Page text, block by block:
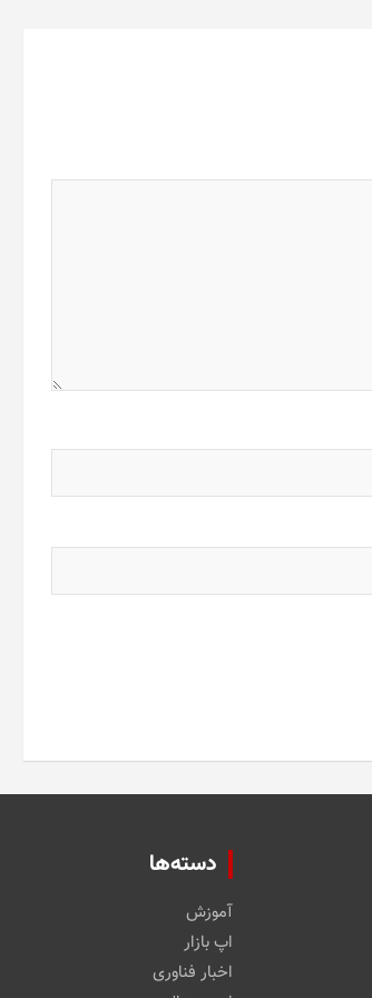
دسته‌ها
آموزش
اپ بازار
اخبار فناوری